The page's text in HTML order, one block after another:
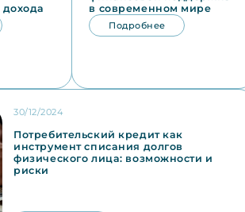
в современном мире
Подробнее
30/12/2024
Потребительский кредит как
инструмент списания долгов
физического лица: возможности и
риски